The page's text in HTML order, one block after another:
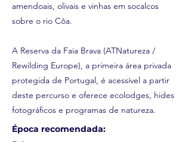
amendoais, olivais e vinhas em socalcos
sobre o rio Côa.
A Reserva da Faia Brava (ATNatureza /
Rewilding Europe), a primeira área privada
protegida de Portugal, é acessível a partir
deste percurso e oferece ecolodges, hides
fotográficos e programas de natureza.
Época recomendada: